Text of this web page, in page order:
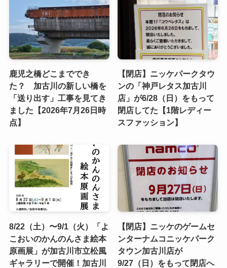
鹿児之橋どこまででき
た？ 加古川の新しい橋を
「送り出す」工事を見てき
ました【2026年7月26日時
点】
【閉店】ニッケパークタウ
ンの「神戸レタス加古川
店」が6/28（日）をもって
閉店してた【1階レディー
スファッション】
8/22（土）〜9/1（火）「よ
こおいのかんのんさま絵本
原画展」が加古川市立松風
ギャラリーで開催！加古川
【閉店】ニッケのゲームセ
ンターナムコニッケパーク
タウン加古川店が
9/27（日）をもって閉店へ